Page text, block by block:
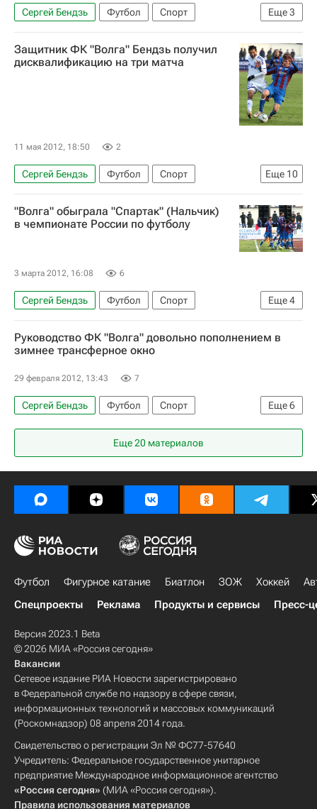
Еще3
Сергей Бендзь Футбол
Спорт
РПЛ 2026-2027 (Чемпионат России по футболу)
Первая лига
Волга (Нижний Новгород)
Защитник ФК "Волга" Бендзь получил
дисквалификацию на три матча
11 мая 2012, 18:50 2
Еще 10
Сергей Бендзь Футбол
Спорт
Андрей Тихонов
Жозе Коусейру
Валерий Карпин
КДК РФС
РПЛ 2026-2027 (Чемпионат России по футболу)
"Волга" обыграла "Спартак" (Нальчик)
в чемпионате России по футболу
3 марта 2012, 16:08 6
Еще4
Сергей Бендзь Футбол
Спорт
Дмитрий Черышев
РПЛ 2026-2027 (Чемпионат России по футболу)
Руководство ФК "Волга" довольно пополнением в
зимнее трансферное окно
29 февраля 2012, 13:43 7
Еще6
Сергей Бендзь Футбол
Спорт
переходы
Сергей Анисимов
РПЛ 2026-2027 (Чемпионат России по футболу)
Волга (Нижний Новгород)
Андрей Каряка
Александр Харитонов
Еще 20 материалов
Футбол Фигурное катание Биатлон ЗОЖ Хоккей
Спецпроекты
Реклама Продукты и сервисы Пресс-
Версия 2023.1 Beta
© 2026 МИА «Россия сегодня»
Вакансии
Сетевое издание РИА Новости зарегистрировано
в Федеральной службе по надзору в сфере связи,
информационных технологий и массовых коммуникаций
(Роскомнадзор) 08 апреля 2014 года.
Свидетельство о регистрации Эл № ФС77-57640
Учредитель: Федеральное государственное унитарное
предприятие Международное информационное агентство
«Россия сегодня» (МИА «Россия сегодня»).
Правила использования материалов